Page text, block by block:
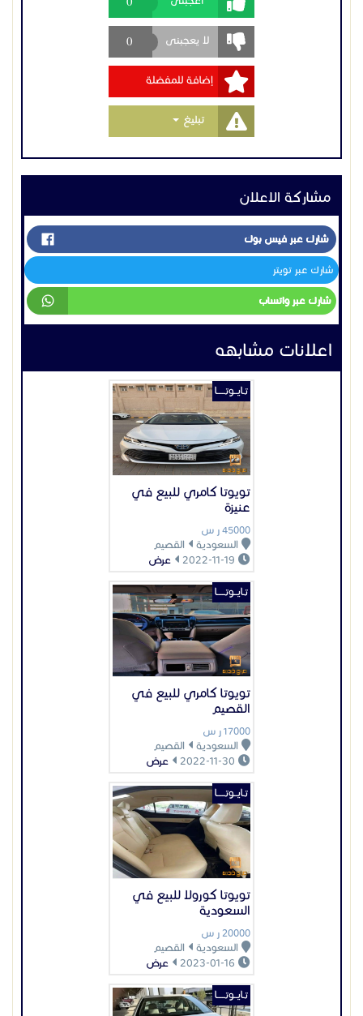
شارك عبر فيس بوك
اعلانات مشابهه
السعودية
تـايــوتـــــا
تويوتا كامري للبيع في
القصيم
17000 ر س
السعودية
القصيم
عرض
تـايــوتـــــا
تويوتا كورولا للبيع في
السعودية
20000 ر س
السعودية
القصيم
عرض
تـايــوتـــــا
تويوتا كامري للبيع في
السعودية
20000 ر س
السعودية
القصيم
عرض
تـايــوتـــــا